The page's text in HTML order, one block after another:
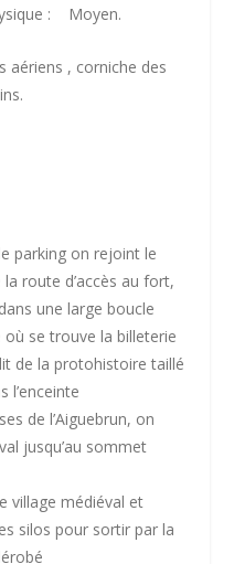
: Moyen.
, corniche des
parking on rejoint le
route d’accès au fort,
une large boucle
se trouve la billeterie
de la protohistoire taillé
l’enceinte
de l’Aiguebrun, on
jusqu’au sommet
village médiéval et
silos pour sortir par la